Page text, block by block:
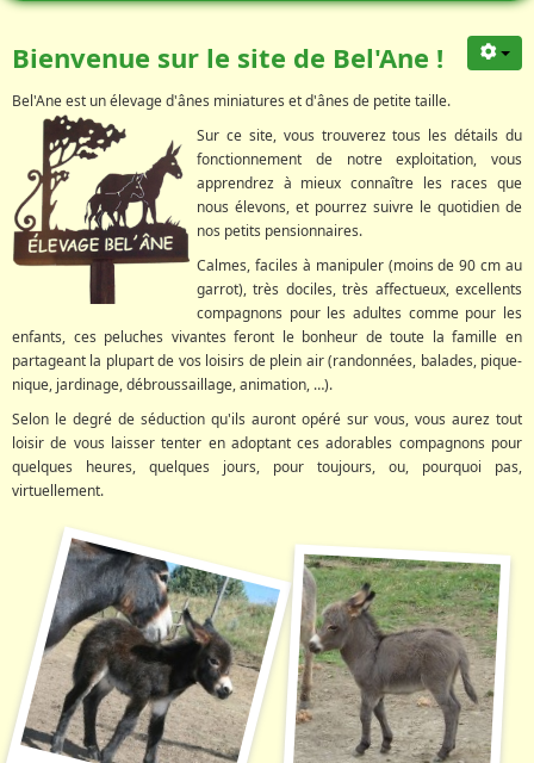
Bienvenue sur le site de Bel'Ane !
Bel'Ane est un élevage d'ânes miniatures et d'ânes de petite taille.
Sur ce site, vous trouverez tous les détails du
fonctionnement de notre exploitation, vous
apprendrez à mieux connaître les races que
nous élevons, et pourrez suivre le quotidien de
nos petits pensionnaires.
Calmes, faciles à manipuler (moins de 90 cm au
garrot), très dociles, très affectueux, excellents
compagnons pour les adultes comme pour les
enfants, ces peluches vivantes feront le bonheur de toute la famille en
partageant la plupart de vos loisirs de plein air (randonnées, balades, pique-
nique, jardinage, débroussaillage, animation, …).
Selon le degré de séduction qu'ils auront opéré sur vous, vous aurez tout
loisir de vous laisser tenter en adoptant ces adorables compagnons pour
quelques heures, quelques jours, pour toujours, ou, pourquoi pas,
virtuellement.